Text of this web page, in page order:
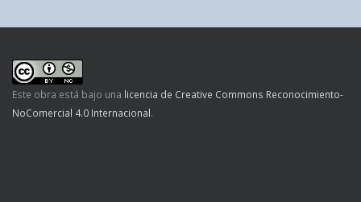
Este obra está bajo una licencia de Creative Commons Reconocimiento-
NoComercial 4.0 Internacional.